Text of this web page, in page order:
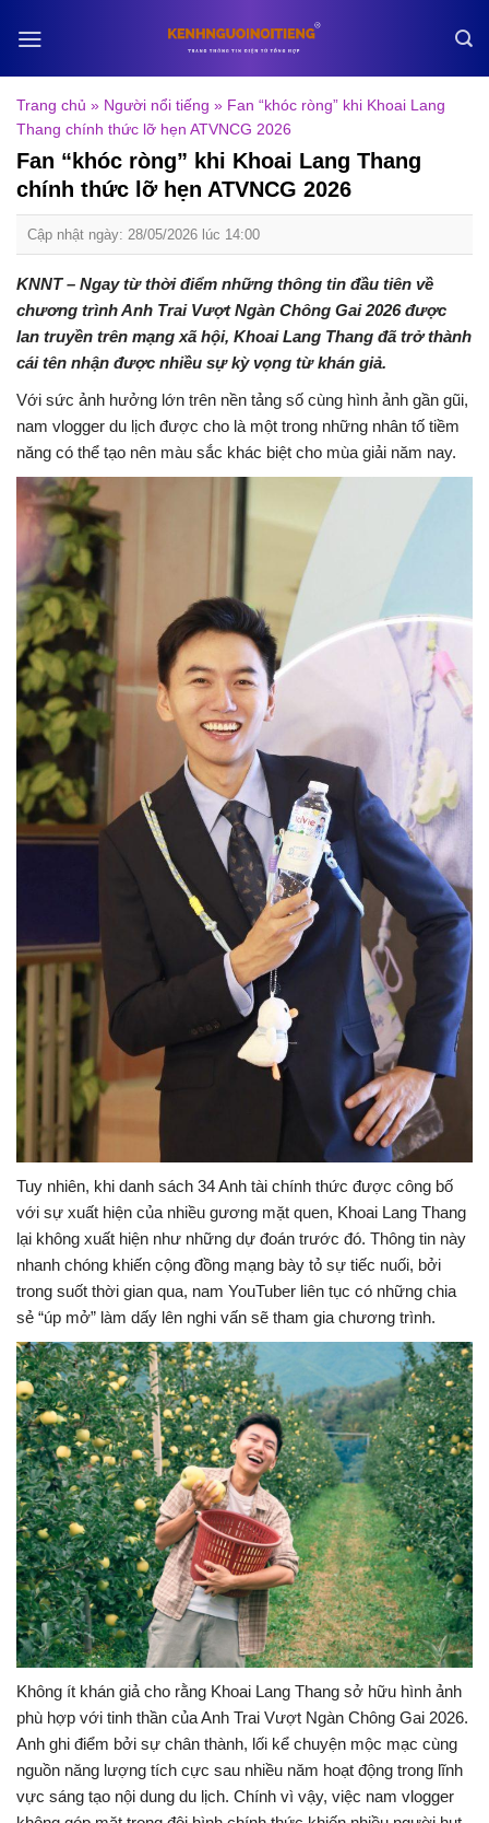
Trang chủ » Người nổi tiếng » Fan “khóc ròng” khi Khoai Lang
Thang chính thức lỡ hẹn ATVNCG 2026
Fan “khóc ròng” khi Khoai Lang Thang
chính thức lỡ hẹn ATVNCG 2026
Cập nhật ngày: 28/05/2026 lúc 14:00
KNNT – Ngay từ thời điểm những thông tin đầu tiên về
chương trình Anh Trai Vượt Ngàn Chông Gai 2026 được
lan truyền trên mạng xã hội, Khoai Lang Thang đã trở thành
cái tên nhận được nhiều sự kỳ vọng từ khán giả.
Với sức ảnh hưởng lớn trên nền tảng số cùng hình ảnh gần gũi,
nam vlogger du lịch được cho là một trong những nhân tố tiềm
năng có thể tạo nên màu sắc khác biệt cho mùa giải năm nay.
Tuy nhiên, khi danh sách 34 Anh tài chính thức được công bố
với sự xuất hiện của nhiều gương mặt quen, Khoai Lang Thang
lại không xuất hiện như những dự đoán trước đó. Thông tin này
nhanh chóng khiến cộng đồng mạng bày tỏ sự tiếc nuối, bởi
trong suốt thời gian qua, nam YouTuber liên tục có những chia
sẻ “úp mở” làm dấy lên nghi vấn sẽ tham gia chương trình.
Không ít khán giả cho rằng Khoai Lang Thang sở hữu hình ảnh
phù hợp với tinh thần của Anh Trai Vượt Ngàn Chông Gai 2026.
Anh ghi điểm bởi sự chân thành, lối kể chuyện mộc mạc cùng
nguồn năng lượng tích cực sau nhiều năm hoạt động trong lĩnh
vực sáng tạo nội dung du lịch. Chính vì vậy, việc nam vlogger